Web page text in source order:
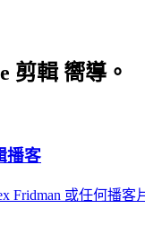
剪輯 嚮導。
播客
Fridman 或任何播客